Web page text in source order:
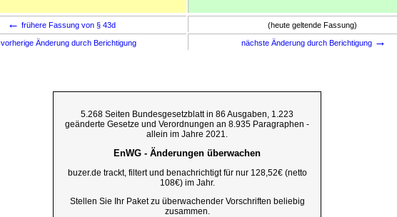
← frühere Fassung von § 43d (heute geltende Fassung)
vorherige Änderung durch Berichtigung nächste Änderung durch Berichtigung →
5.268 Seiten Bundesgesetzblatt in 86 Ausgaben, 1.223
geänderte Gesetze und Verordnungen an 8.935 Paragraphen -
allein im Jahre 2021.
EnWG - Änderungen überwachen
buzer.de trackt, filtert und benachrichtigt für nur 128,52€ (netto
108€) im Jahr.
Stellen Sie Ihr Paket zu überwachender Vorschriften beliebig
zusammen.